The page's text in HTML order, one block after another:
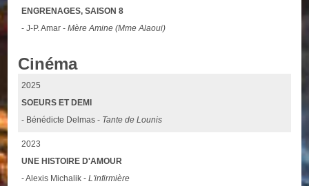
ENGRENAGES, SAISON 8
- J-P. Amar -Mère Amine (Mme Alaoui)
Cinéma
2025
SOEURS ET DEMI
- Bénédicte Delmas - Tante de Lounis
2023
UNE HISTOIRE D'AMOUR
- Alexis Michalik -L'infirmière